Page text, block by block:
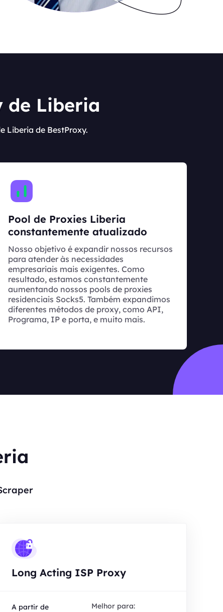
de Liberia
Liberia de BestProxy.
Pool de Proxies Liberia
constantemente atualizado
Nosso objetivo é expandir nossos recursos
para atender às necessidades
empresariais mais exigentes. Como
resultado, estamos constantemente
aumentando nossos pools de proxies
residenciais Socks5. Também expandimos
diferentes métodos de proxy, como API,
Programa, IP e porta, e muito mais.
Long Acting ISP Proxy
A partir de
Melhor para: